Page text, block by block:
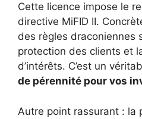
Cette licence impose le
directive MiFID II.
des règles draconiennes
protection des clients et
d’intérêts. C’est un
de pérennité pour vos
Autre point rassurant : la